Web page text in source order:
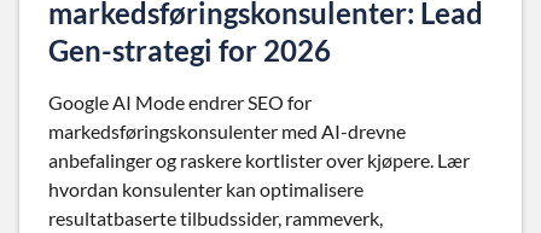
markedsføringskonsulenter: Lead
Gen-strategi for 2026
Google AI Mode endrer SEO for
markedsføringskonsulenter med AI-drevne
anbefalinger og raskere kortlister over kjøpere. Lær
hvordan konsulenter kan optimalisere
resultatbaserte tilbudssider, rammeverk,